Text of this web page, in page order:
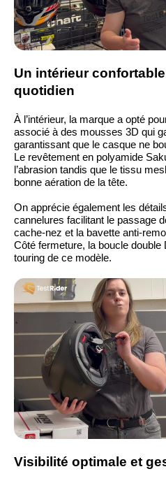
Un intérieur
quotidien
À l’intérieur, la marque a opté
associé à des mousses 3D qui
garantissant que le casque ne
Le revêtement en polyamide
l’abrasion tandis que le tissu
bonne aération de la tête.
On apprécie également les
cannelures facilitant le passage
cache-nez et la bavette anti-
Côté fermeture, la boucle double
touring de ce modèle.
Visibilité optimale et